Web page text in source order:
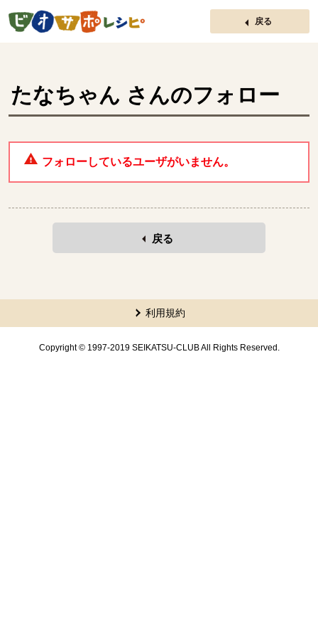
ページの先頭です。
戻る
たなちゃん さんのフォロー
フォローしているユーザがいません。
戻る
ここから共通フッターメニューです。
利用規約
Copyright © 1997-2019 SEIKATSU-CLUB All Rights Reserved.